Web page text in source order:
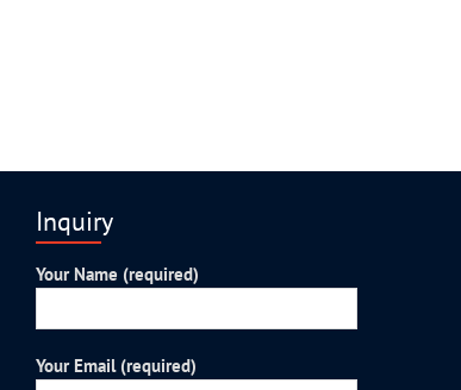
Inquiry
Your Name (required)
Your Email (required)